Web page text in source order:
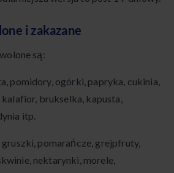
i zakazane
są:
pomidory, ogórki, papryka, cukinia,
kalafior, brukselka, kapusta,
itp.
gruszki, pomarańcze, grejpfruty,
nektarynki, morele,